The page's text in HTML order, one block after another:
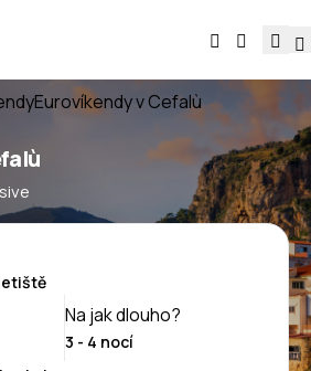
Eurovíkendy v Cefalù
Na jak dlouho?